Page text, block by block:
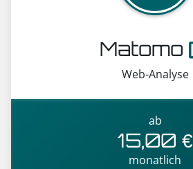
Matomo
Web-Analyse
ab
15,00 €
monatlich